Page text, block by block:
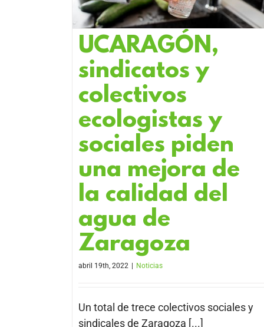
UCARAGÓN,
sindicatos y
colectivos
ecologistas y
sociales piden
una mejora de
la calidad del
agua de
Zaragoza
abril 19th, 2022 Noticias
Un total de trece colectivos sociales y
sindicales de Zaragoza [...]